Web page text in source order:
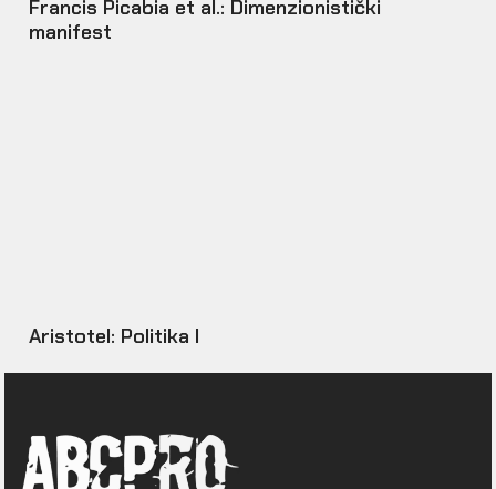
Francis Picabia et al.: Dimenzionistički
manifest
Aristotel: Politika I